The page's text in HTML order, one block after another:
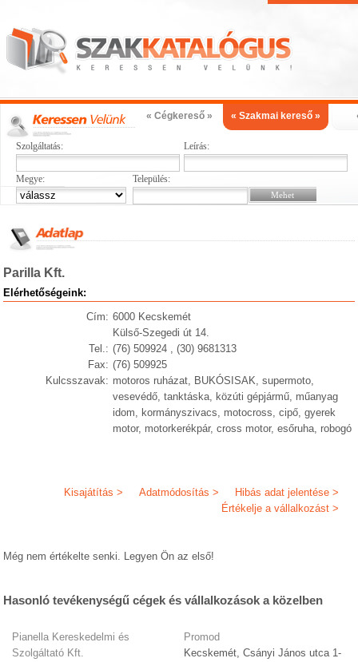
« Cégkereső » « Szakmai kereső »
Szolgáltatás: Leírás:
Megye: Település:
Parilla Kft.
Elérhetőségeink:
Cím: 6000 Kecskemét
Külső-Szegedi út 14.
Tel.: (76) 509924 , (30) 9681313
Fax: (76) 509925
Kulcsszavak: motoros ruházat, BUKÓSISAK, supermoto,
vesevédő, tanktáska, közúti gépjármű, műanyag
idom, kormányszivacs, motocross, cipő, gyerek
motor, motorkerékpár, cross motor, esőruha, robogó
Hibás adat jelentése >
Adatmódosítás >
Kisajátítás >
Értékelje a vállalkozást >
Még nem értékelte senki. Legyen Ön az első!
Hasonló tevékenységű cégek és vállalkozások a közelben
Pianella Kereskedelmi és
Szolgáltató Kft.
Promod
Kecskemét, Csányi János utca 1-